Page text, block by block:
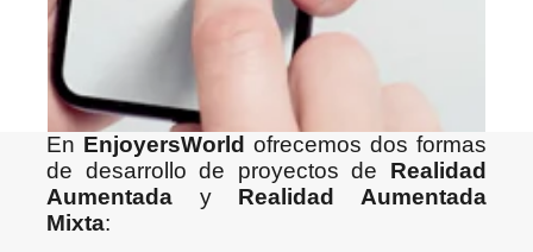
En EnjoyersWorld ofrecemos dos formas
de desarrollo de proyectos de Realidad
Aumentada y Realidad Aumentada
Mixta: